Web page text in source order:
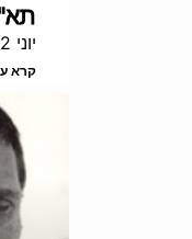
יוני 1982 – ינואר 1983
קרא